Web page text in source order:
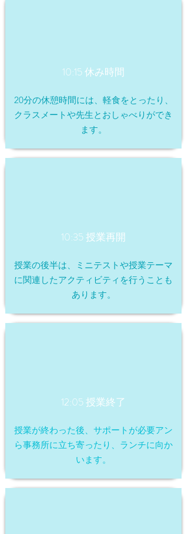
10:15 休み時間
20分の休憩時間には、軽食をとったり、
クラスメートや先生とおしゃべりができ
ます。
10:35 授業再開
授業の後半は、ミニテストや授業テーマ
に関連したアクティビティを行うことも
あります。
12:05 授業終了
授業が終わった後、サポートが必要アン
ら事務所に立ち寄ったり、ランチに向か
います。